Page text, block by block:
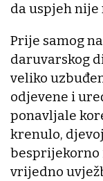
da uspjeh nije
Prije samog
daruvarskog
veliko
odjevene i
ponavljale
krenulo,
besprijekorno
vrijedno